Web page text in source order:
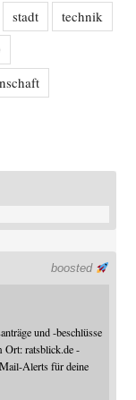
stadt
technik
boosted
und -beschlüsse
Ort: ratsblick.de -
Alerts für deine